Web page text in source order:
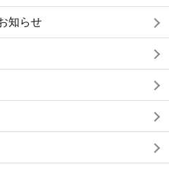
知らせ